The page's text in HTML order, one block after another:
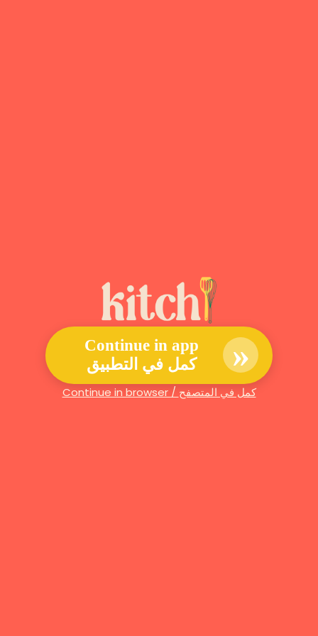
Continue in app
كمل في التطبيق
»
Continue in browser / كمل في المتصفح